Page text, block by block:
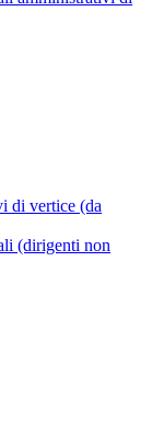
di vertice (da
(dirigenti non